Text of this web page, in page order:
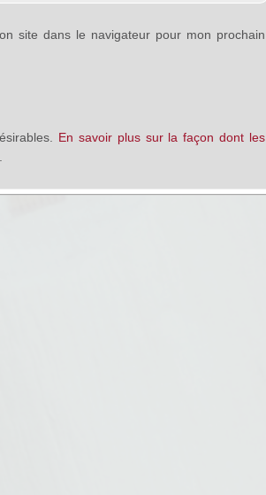
site dans le navigateur pour mon prochain
En savoir plus sur la façon dont les